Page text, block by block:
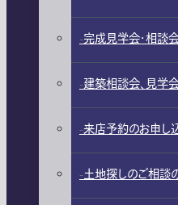
完成見学会・相談
建築相談会、見学
来店予約のお申し
土地探しのご相談